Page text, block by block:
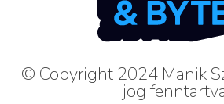
© Copyright 2024 Manik
jog